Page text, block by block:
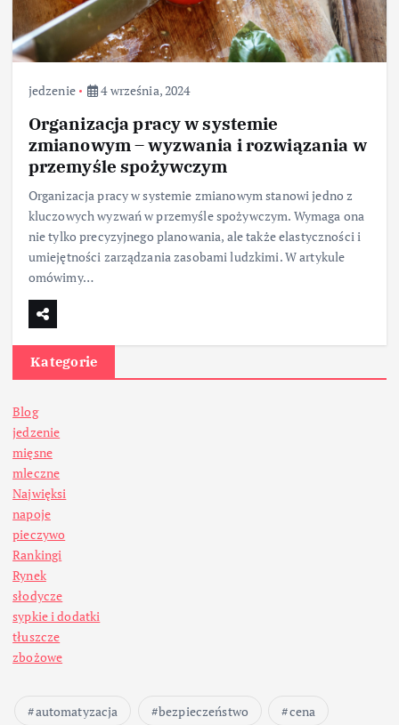
jedzenie 4 września, 2024
Organizacja pracy w systemie
zmianowym – wyzwania i rozwiązania w
przemyśle spożywczym
Organizacja pracy w systemie zmianowym stanowi jedno z
kluczowych wyzwań w przemyśle spożywczym. Wymaga ona
nie tylko precyzyjnego planowania, ale także elastyczności i
umiejętności zarządzania zasobami ludzkimi. W artykule
omówimy…
Kategorie
Blog
jedzenie
mięsne
mleczne
Najwięksi
napoje
pieczywo
Rankingi
Rynek
słodycze
sypkie i dodatki
tłuszcze
zbożowe
automatyzacja bezpieczeństwo
cena